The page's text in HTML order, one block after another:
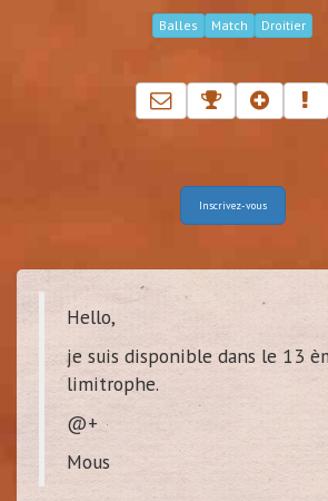
Balles Match Droitier
Inscrivez-vous
Hello,
je suis disponible dans le 13
limitrophe.
@+
Mous